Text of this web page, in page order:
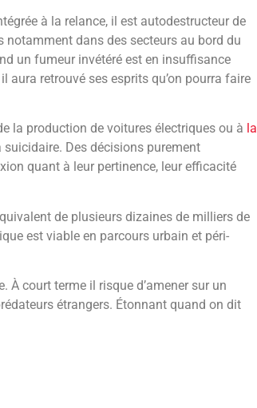
à la relance, il est autodestructeur de
notamment dans des secteurs au bord du
un fumeur invétéré est en insuffisance
aura retrouvé ses esprits qu’on pourra faire
la production de voitures électriques ou à la
suicidaire. Des décisions purement
quant à leur pertinence, leur efficacité
de plusieurs dizaines de milliers de
est viable en parcours urbain et péri-
À court terme il risque d’amener sur un
étrangers. Étonnant quand on dit